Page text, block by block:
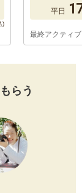
平日
最終アクティ
らう